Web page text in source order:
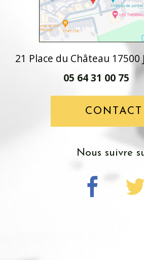
21 Place du Château 17500
05 64 31 00 75
CONTACT
nous suivre